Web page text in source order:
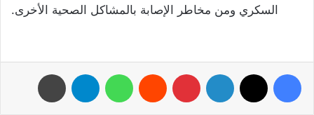
السكري ومن مخاطر الإصابة بالمشاكل الصحية الأخرى.
فيسبوك لينكدإن بينتيريست واتساب تيلقرام